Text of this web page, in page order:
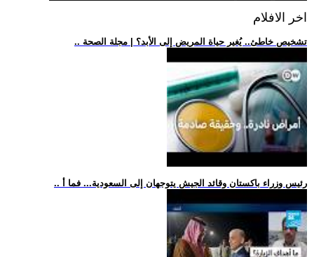
اخر الافلام
.. تشخيص خاطئ.. يُغير حياة المريض إلى الأبد؟ | مجلة الصحة
.. رئيس وزراء باكستان وقائد الجيش يتوجهان إلى السعودية... فما أ